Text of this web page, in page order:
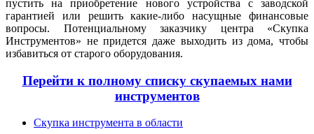
пустить на приобретение нового устройства с заводской
гарантией или решить какие-либо насущные финансовые
вопросы. Потенциальному заказчику центра «Скупка
Инструментов» не придется даже выходить из дома, чтобы
избавиться от старого оборудования.
Перейти к полному списку скупаемых нами
инструментов
Скупка инструмента в области